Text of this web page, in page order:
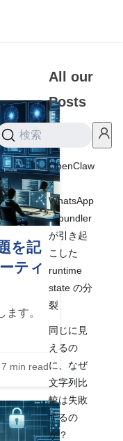
検索
を記
ティ
ます。
7 min read
All our
Posts
OpenClaw
×
WhatsApp
：bundler
が引き起
こした
runtime
state の分
裂
同じに見
えるの
に、なぜ
文字列比
較は失敗
するの
か？